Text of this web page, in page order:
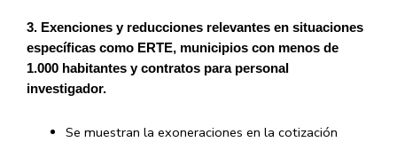
3. Exenciones y reducciones relevantes en situaciones
específicas como ERTE, municipios con menos de
1.000 habitantes y contratos para personal
investigador.
Se muestran la exoneraciones en la cotización